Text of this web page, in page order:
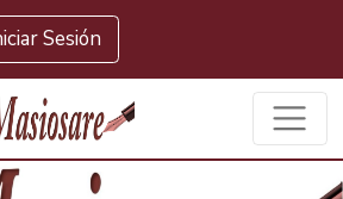
de noticias
Sesión